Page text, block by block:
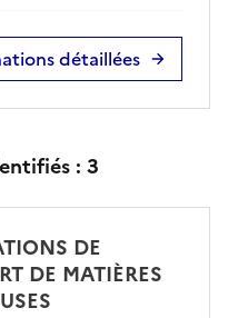
détaillées
: 3
DE
DE MATIÈRES